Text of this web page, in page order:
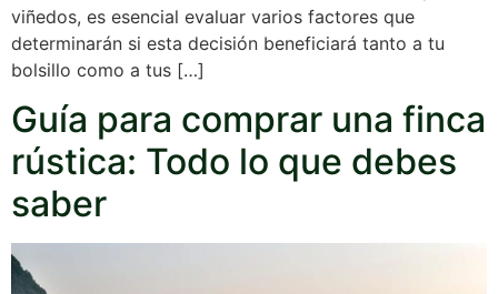
viñedos, es esencial evaluar varios factores que
determinarán si esta decisión beneficiará tanto a tu
bolsillo como a tus […]
Guía para comprar una finca
rústica: Todo lo que debes
saber